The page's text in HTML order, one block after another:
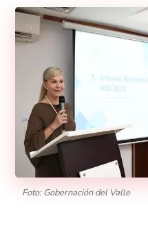
Foto: Gobernación del Valle